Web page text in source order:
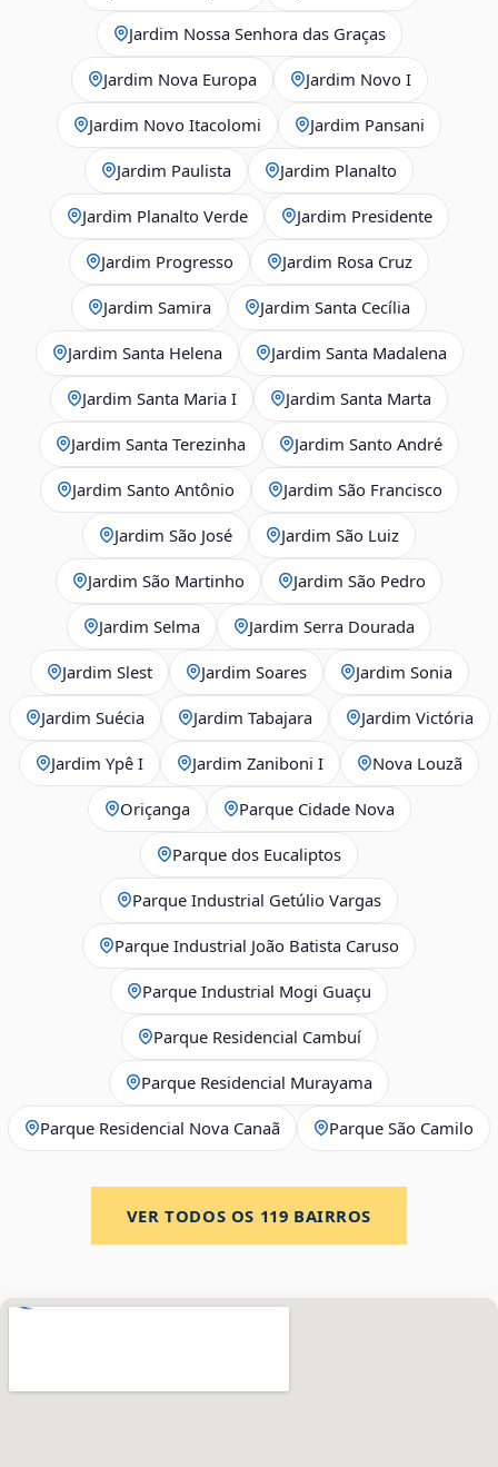
Jardim Nossa Senhora das Graças
Jardim Nova Europa Jardim Novo I
Jardim Novo Itacolomi Jardim Pansani
Jardim Paulista Jardim Planalto
Jardim Planalto Verde Jardim Presidente
Jardim Progresso Jardim Rosa Cruz
Jardim Samira Jardim Santa Cecília
Jardim Santa Helena Jardim Santa Madalena
Jardim Santa Maria I Jardim Santa Marta
Jardim Santa Terezinha Jardim Santo André
Jardim Santo Antônio Jardim São Francisco
Jardim São José Jardim São Luiz
Jardim São Martinho Jardim São Pedro
Jardim Selma Jardim Serra Dourada
Jardim Slest Jardim Soares Jardim Sonia
Jardim Suécia Jardim Tabajara Jardim Victória
Jardim Ypê I Jardim Zaniboni I Nova Louzã
Oriçanga Parque Cidade Nova
Parque dos Eucaliptos
Parque Industrial Getúlio Vargas
Parque Industrial João Batista Caruso
Parque Industrial Mogi Guaçu
Parque Residencial Cambuí
Parque Residencial Murayama
Parque Residencial Nova Canaã Parque São Camilo
VER TODOS OS 119 BAIRROS